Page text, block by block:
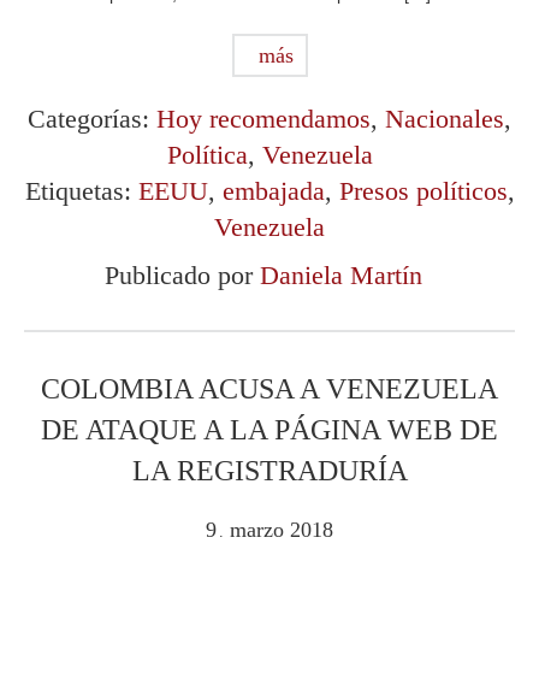
más
Categorías: Hoy recomendamos, Nacionales,
Política, Venezuela
Etiquetas: EEUU, embajada, Presos políticos,
Venezuela
Publicado por Daniela Martín
COLOMBIA ACUSA A VENEZUELA
DE ATAQUE A LA PÁGINA WEB DE
LA REGISTRADURÍA
9 . marzo 2018